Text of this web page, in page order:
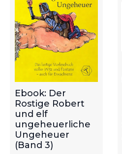
Ebook: Der
Rostige Robert
und elf
ungeheuerliche
Ungeheuer
(Band 3)